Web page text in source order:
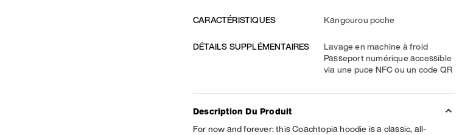
CARACTÉRISTIQUES Kangourou poche
DÉTAILS SUPPLÉMENTAIRES
Lavage en machine à froid
Passeport numérique accessible
via une puce NFC ou un code QR
Description Du Produit
For now and forever: this Coachtopia hoodie is a classic, all-